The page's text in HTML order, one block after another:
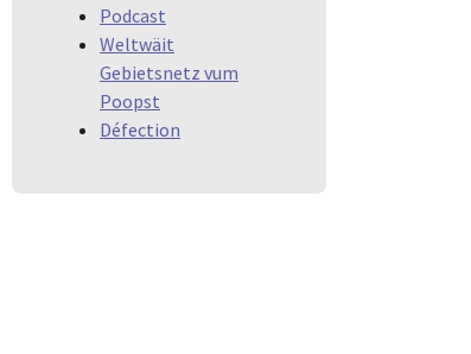
Podcast
Weltwäit
Gebietsnetz vum
Poopst
Défection